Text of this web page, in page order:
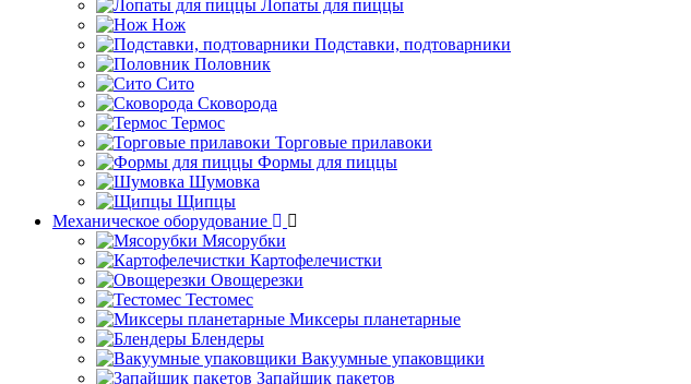
Лопаты для пиццы
Нож
Подставки, подтоварники
Половник
Сито
Сковорода
Термос
Торговые прилавоки
Формы для пиццы
Шумовка
Щипцы
Механическое оборудование
Мясорубки
Картофелечистки
Овощерезки
Тестомес
Миксеры планетарные
Блендеры
Вакуумные упаковщики
Запайщик пакетов